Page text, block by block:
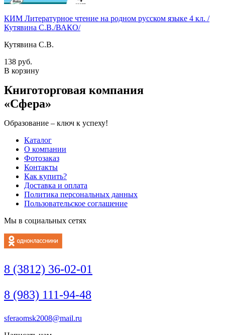
КИМ Литературное чтение на родном русском языке 4 кл. /
Кутявина С.В./ВАКО/
Кутявина С.В.
138 руб.
В корзину
Книготорговая компания
«Сфера»
Образование – ключ к успеху!
Каталог
О компании
Фотозаказ
Контакты
Как купить?
Доставка и оплата
Политика персональных данных
Пользовательское соглашение
Мы в социальных сетях
8 (3812) 36-02-01
8 (983) 111-94-48
sferaomsk2008@mail.ru